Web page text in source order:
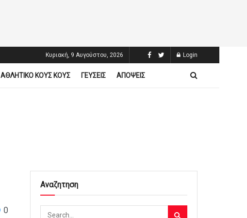
Κυριακή, 9 Αυγούστου, 2026 Login
ΑΘΛΗΤΙΚΟ ΚΟΥΣ ΚΟΥΣ ΓΕΥΣΕΙΣ ΑΠΟΨΕΙΣ
0
Αναζητηση